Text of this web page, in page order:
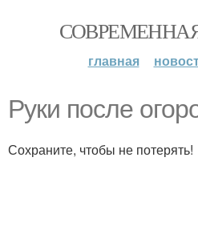
главная
Руки после
Сохраните, чтобы не потерять!